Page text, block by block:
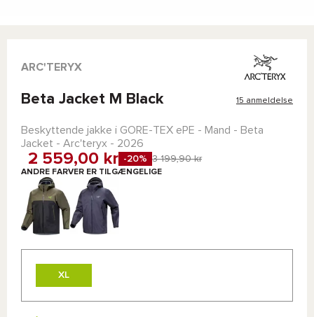
ARC'TERYX
Beta Jacket M Black 15 anmeldelse
Beskyttende jakke i GORE-TEX ePE - Mand - Beta
Jacket - Arc'teryx - 2026
2 559,00 kr -20% 3 199,90 kr
ANDRE FARVER ER TILGÆNGELIGE
XL